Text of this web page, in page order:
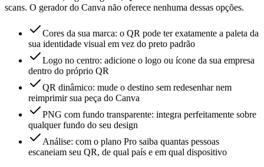
scans. O gerador do Canva não oferece nenhuma dessas opções.
Cores da sua marca: o QR pode ter exatamente a paleta da
sua identidade visual em vez do preto padrão
Logo no centro: adicione o logo ou ícone da sua empresa
dentro do próprio QR
QR dinâmico: mude o destino sem redesenhar nem
reimprimir sua peça do Canva
PNG com fundo transparente: integra perfeitamente sobre
qualquer fundo do seu design
Análise: com o plano Pro saiba quantas pessoas
escaneiam seu QR, de qual país e em qual dispositivo